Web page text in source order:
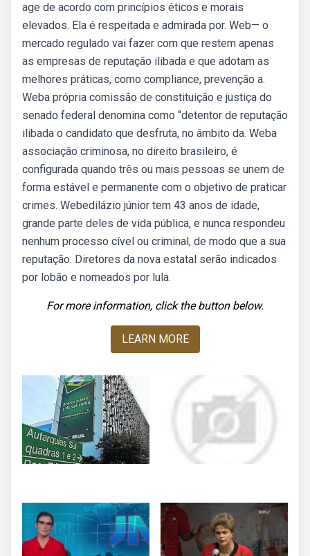
age de acordo com princípios éticos e morais
elevados. Ela é respeitada e admirada por. Web— o
mercado regulado vai fazer com que restem apenas
as empresas de reputação ilibada e que adotam as
melhores práticas, como compliance, prevenção a.
Weba própria comissão de constituição e justiça do
senado federal denomina como “detentor de reputação
ilibada o candidato que desfruta, no âmbito da. Weba
associação criminosa, no direito brasileiro, é
configurada quando três ou mais pessoas se unem de
forma estável e permanente com o objetivo de praticar
crimes. Webedilázio júnior tem 43 anos de idade,
grande parte deles de vida pública, e nunca respondeu
nenhum processo cível ou criminal, de modo que a sua
reputação. Diretores da nova estatal serão indicados
por lobão e nomeados por lula.
For more information, click the button below.
LEARN MORE